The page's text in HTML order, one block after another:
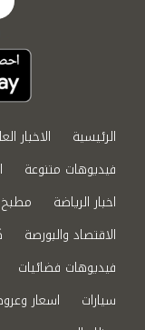
الرئيسية الاخبار
فيديوهات متنوعة
اخبار الرياضة
مطبخ
الاقتصاد والبورصة
فيديوهات فضائيات
سيارات
اسعار